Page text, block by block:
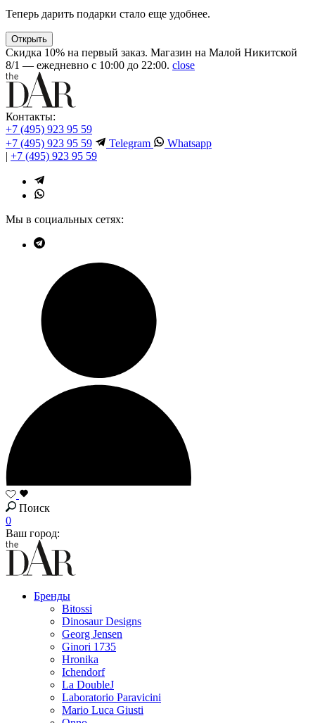
Теперь дарить подарки стало еще удобнее.
Открыть
Скидка 10% на первый заказ. Магазин на Малой Никитской
8/1 — ежедневно с 10:00 до 22:00. close
Контакты:
+7 (495) 923 95 59
+7 (495) 923 95 59
Telegram
Whatsapp
| +7 (495) 923 95 59
Мы в социальных сетях:
Поиск
0
Ваш город:
Бренды
Bitossi
Dinosaur Designs
Georg Jensen
Ginori 1735
Hronika
Ichendorf
La DoubleJ
Laboratorio Paravicini
Mario Luca Giusti